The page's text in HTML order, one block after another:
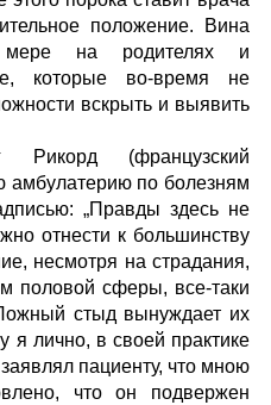
положение. Вина
мере на родителях и
которые во-время не
вскрыть и выявить
Рикорд (французский
амбулатерию по болезням
„Правды здесь не
отнести к большинству
несмотря на страдания,
половой сферы, все-таки
стыд вынуждает их
я лично, в своей практике
пациенту, что мною
что он подвержен